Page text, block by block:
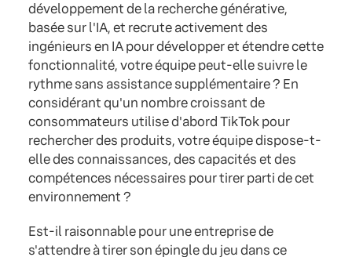
développement de la recherche générative,
basée sur l'IA, et recrute activement des
ingénieurs en IA pour développer et étendre cette
fonctionnalité, votre équipe peut-elle suivre le
rythme sans assistance supplémentaire ? En
considérant qu'un nombre croissant de
consommateurs utilise d'abord TikTok pour
rechercher des produits, votre équipe dispose-t-
elle des connaissances, des capacités et des
compétences nécessaires pour tirer parti de cet
environnement ?
Est-il raisonnable pour une entreprise de
s'attendre à tirer son épingle du jeu dans ce